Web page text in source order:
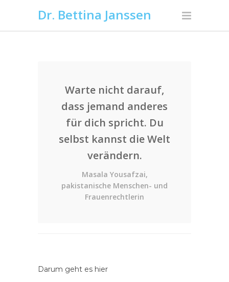
Dr. Bettina Janssen
Warte nicht darauf,
dass jemand anderes
für dich spricht. Du
selbst kannst die Welt
verändern.
Masala Yousafzai,
pakistanische Menschen- und
Frauenrechtlerin
Darum geht es hier